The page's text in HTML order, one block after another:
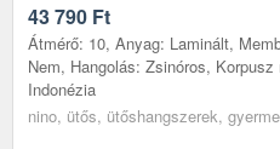
43 790 Ft
Átmérő: 10, Anyag: Laminált,
Nem, Hangolás: Zsinóros,
Indonézia
nino, ütős, ütőshangszerek,